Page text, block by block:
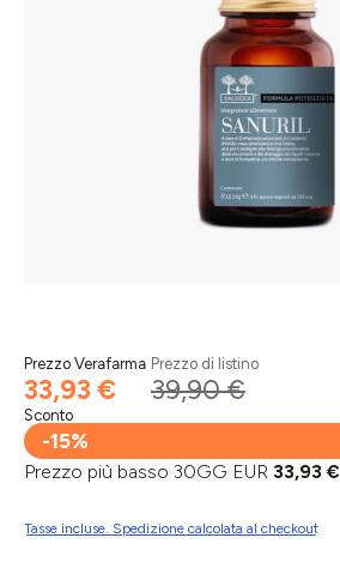
Prezzo Verafarma
33,93 €
Prezzo di listino
39,90 €
Sconto
-15%
Prezzo più basso 30GG EUR 33,93 €
Tasse incluse. Spedizione calcolata al checkout